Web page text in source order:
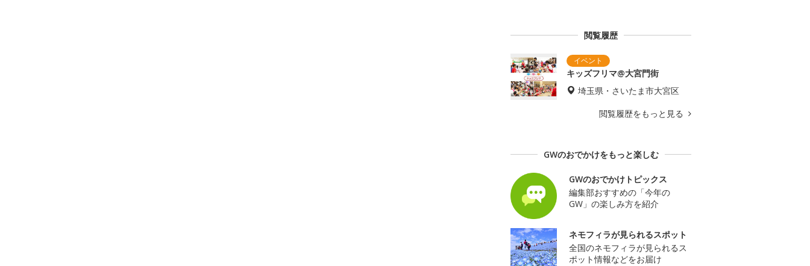
閲覧履歴
キッズフリマ@大宮門街
埼玉県・さいたま市大宮区
閲覧履歴をもっと見る
GWのおでかけをもっと楽しむ
GWのおでかけトピックス
編集部おすすめの「今年の
GW」の楽しみ方を紹介
ネモフィラが見られるスポット
全国のネモフィラが見られるス
ポット情報などをお届け